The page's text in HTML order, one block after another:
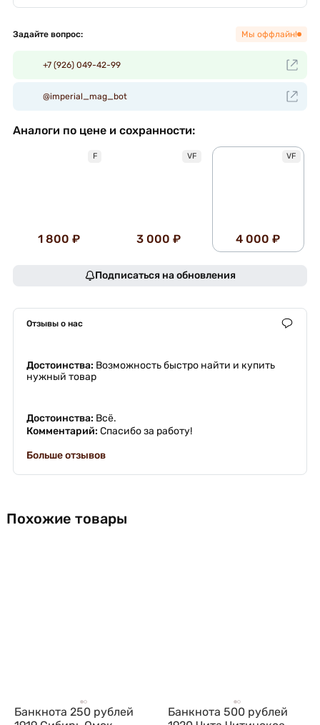
Задайте вопрос: Мы оффлайн!
+7 (926) 049-42-99
@imperial_mag_bot
Аналоги по цене и сохранности:
F
1 800 ₽
VF
3 000 ₽
VF
4 000 ₽
Подписаться на обновления
Отзывы о нас
Достоинства: Возможность быстро найти и купить
нужный товар
Достоинства: Всё.
Комментарий: Спасибо за работу!
Больше отзывов
Похожие товары
Банкнота 250 рублей
Банкнота 500 рублей